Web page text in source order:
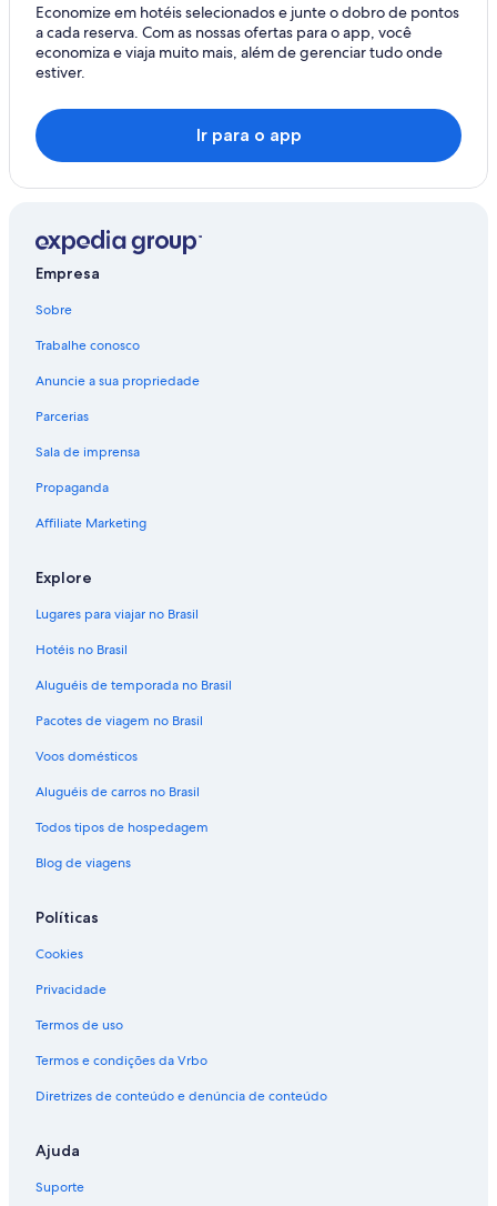
Economize em hotéis selecionados e junte o dobro de pontos
a cada reserva. Com as nossas ofertas para o app, você
economiza e viaja muito mais, além de gerenciar tudo onde
estiver.
Ir para o app
Empresa
Sobre
Trabalhe conosco
Anuncie a sua propriedade
Parcerias
Sala de imprensa
Propaganda
Affiliate Marketing
Explore
Lugares para viajar no Brasil
Hotéis no Brasil
Aluguéis de temporada no Brasil
Pacotes de viagem no Brasil
Voos domésticos
Aluguéis de carros no Brasil
Todos tipos de hospedagem
Blog de viagens
Políticas
Cookies
Privacidade
Termos de uso
Termos e condições da Vrbo
Diretrizes de conteúdo e denúncia de conteúdo
Ajuda
Suporte